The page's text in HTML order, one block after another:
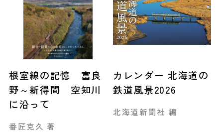
根室線の記憶 富良
野～新得間 空知川
に沿って
番匠克久 著
カレンダー 北海道の
鉄道風景2026
北海道新聞社 編